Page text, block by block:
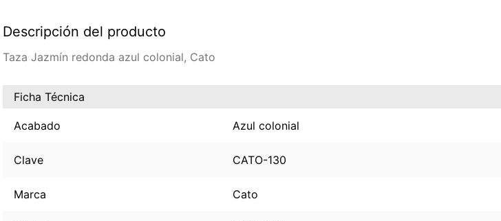
Descripción del producto
Taza Jazmín redonda azul colonial, Cato
Ficha Técnica
Acabado Azul colonial
Clave CATO-130
Marca Cato